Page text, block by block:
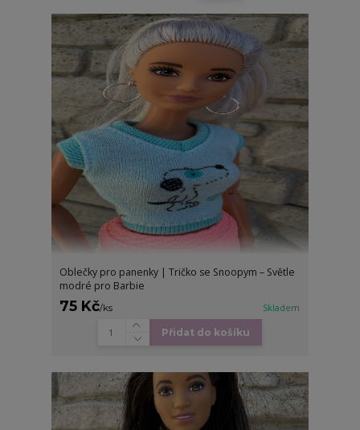
Oblečky pro panenky | Tričko se Snoopym – Světle
modré pro Barbie
75 Kč/ks Skladem
Přidat do košíku